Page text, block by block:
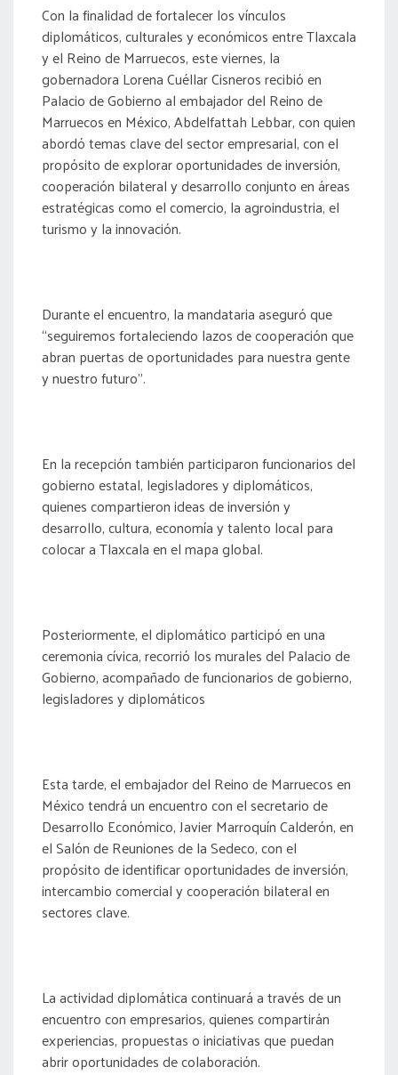
Con la finalidad de fortalecer los vínculos
diplomáticos, culturales y económicos entre Tlaxcala
y el Reino de Marruecos, este viernes, la
gobernadora Lorena Cuéllar Cisneros recibió en
Palacio de Gobierno al embajador del Reino de
Marruecos en México, Abdelfattah Lebbar, con quien
abordó temas clave del sector empresarial, con el
propósito de explorar oportunidades de inversión,
cooperación bilateral y desarrollo conjunto en áreas
estratégicas como el comercio, la agroindustria, el
turismo y la innovación.
Durante el encuentro, la mandataria aseguró que
“seguiremos fortaleciendo lazos de cooperación que
abran puertas de oportunidades para nuestra gente
y nuestro futuro”.
En la recepción también participaron funcionarios del
gobierno estatal, legisladores y diplomáticos,
quienes compartieron ideas de inversión y
desarrollo, cultura, economía y talento local para
colocar a Tlaxcala en el mapa global.
Posteriormente, el diplomático participó en una
ceremonia cívica, recorrió los murales del Palacio de
Gobierno, acompañado de funcionarios de gobierno,
legisladores y diplomáticos
Esta tarde, el embajador del Reino de Marruecos en
México tendrá un encuentro con el secretario de
Desarrollo Económico, Javier Marroquín Calderón, en
el Salón de Reuniones de la Sedeco, con el
propósito de identificar oportunidades de inversión,
intercambio comercial y cooperación bilateral en
sectores clave.
La actividad diplomática continuará a través de un
encuentro con empresarios, quienes compartirán
experiencias, propuestas o iniciativas que puedan
abrir oportunidades de colaboración.